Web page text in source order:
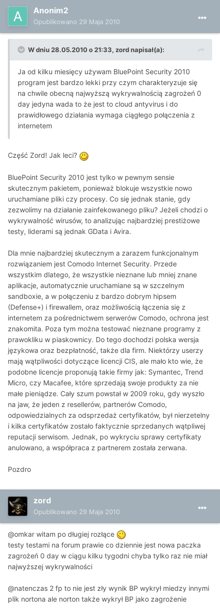
Anonim2
Opublikowano 29 Maja 2010
W dniu 28.05.2010 o 21:33, zord napisał(a):
Ja od kilku miesięcy używam BluePoint Security 2010
program jest bardzo lekki przy czym charakteryzuje się
na chwile obecną najwyższą wykrywalnością zagrożeń 0
day jedyna wada to że jest to cloud antyvirus i do
prawidłowego działania wymaga ciągłego połączenia z
internetem
Część Zord! Jak leci?
BluePoint Security 2010 jest tylko w pewnym sensie
skutecznym pakietem, ponieważ blokuje wszystkie nowo
uruchamiane pliki czy procesy. Co się jednak stanie, gdy
zezwolimy na działanie zainfekowanego pliku? Jeżeli chodzi o
wykrywalność wirusów, to analizując najbardziej prestiżowe
testy, liderami są jednak GData i Avira.
Dla mnie najbardziej skutecznym a zarazem funkcjonalnym
rozwiązaniem jest Comodo Internet Security. Przede
wszystkim dlatego, że wszystkie nieznane lub mniej znane
aplikacje, automatycznie uruchamiane są w szczelnym
sandboxie, a w połączeniu z bardzo dobrym hipsem
(Defense+) i firewallem, oraz możliwością łączenia się z
internetem za pośrednictwem serwerów Comodo, ochrona jest
znakomita. Poza tym można testować nieznane programy z
prawokliku w piaskownicy. Do tego dochodzi polska wersja
językowa oraz bezpłatność, także dla firm. Niektórzy userzy
mają wątpliwości dotyczące licencji CIS, ale mało kto wie, że
podobne licencje proponują takie firmy jak: Symantec, Trend
Micro, czy Macafee, które sprzedają swoje produkty za nie
małe pieniądze. Cały szum powstał w 2009 roku, gdy wyszło
na jaw, że jeden z resellerów, partnerów Comodo,
odpowiedzialnych za odsprzedaż certyfikatów, był nierzetelny
i kilka certyfikatów zostało faktycznie sprzedanych wątpliwej
reputacji serwisom. Jednak, po wykryciu sprawy certyfikaty
anulowano, a współpraca z partnerem została zerwana.
Pozdro
zord
Opublikowano 29 Maja 2010
@omkar witam po długiej rozłące
testy testami na forum prawie co dziennie jest nowa paczka
zagrożeń 0 day w ciągu kilku tygodni chyba tylko raz nie miał
najwyższej wykrywalności
@natenczas 2 fp to nie jest zły wynik BP wykrył miedzy innymi
plik nortona ale norton także wykrył BP jako zagrożenie